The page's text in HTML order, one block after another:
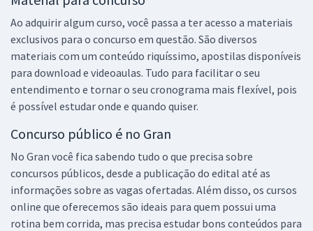
Ao adquirir algum curso, você passa a ter acesso a materiais
exclusivos para o concurso em questão. São diversos
materiais com um conteúdo riquíssimo, apostilas disponíveis
para download e videoaulas. Tudo para facilitar o seu
entendimento e tornar o seu cronograma mais flexível, pois
é possível estudar onde e quando quiser.
Concurso público é no Gran
No Gran você fica sabendo tudo o que precisa sobre
concursos públicos, desde a publicação do edital até as
informações sobre as vagas ofertadas. Além disso, os cursos
online que oferecemos são ideais para quem possui uma
rotina bem corrida, mas precisa estudar bons conteúdos para